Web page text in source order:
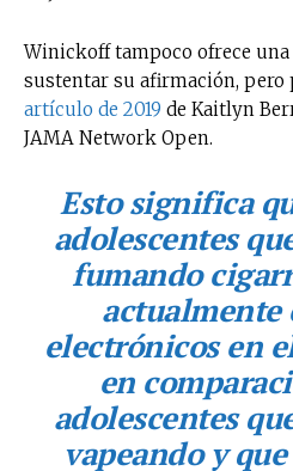
Winickoff tampoco ofrece
sustentar su afirmación, pero
artículo de 2019 de Kaitlyn
JAMA Network Open.
Esto significa
adolescentes
fumando
electrónicos en
en
adolescentes
vapeando y